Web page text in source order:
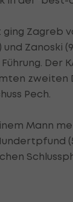
ging Zagreb
Zanoski
Der
Pech.
Mann